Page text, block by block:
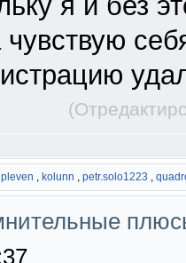
pleven , kolunn , petr.solo1223 ,